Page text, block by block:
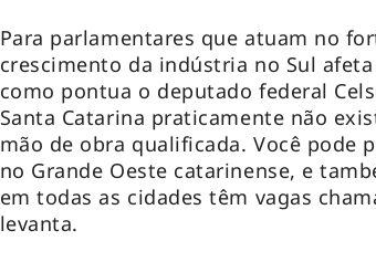
Para parlamentares que atuam no
crescimento da indústria no Sul
como pontua o deputado federal
Santa Catarina praticamente não
mão de obra qualificada. Você pode
no Grande Oeste catarinense, e
em todas as cidades têm vagas
levanta.